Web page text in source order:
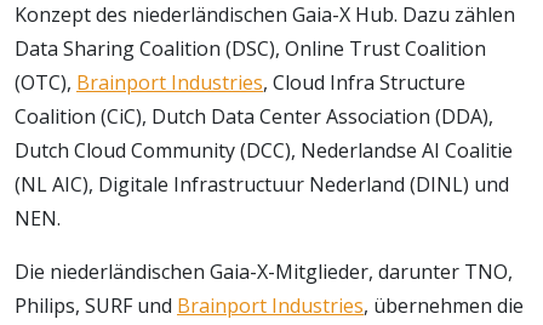
Konzept des niederländischen Gaia-X Hub. Dazu zählen
Data Sharing Coalition (DSC), Online Trust Coalition
(OTC), Brainport Industries, Cloud Infra Structure
Coalition (CiC), Dutch Data Center Association (DDA),
Dutch Cloud Community (DCC), Nederlandse AI Coalitie
(NL AIC), Digitale Infrastructuur Nederland (DINL) und
NEN.
Die niederländischen Gaia-X-Mitglieder, darunter TNO,
Philips, SURF und Brainport Industries, übernehmen die